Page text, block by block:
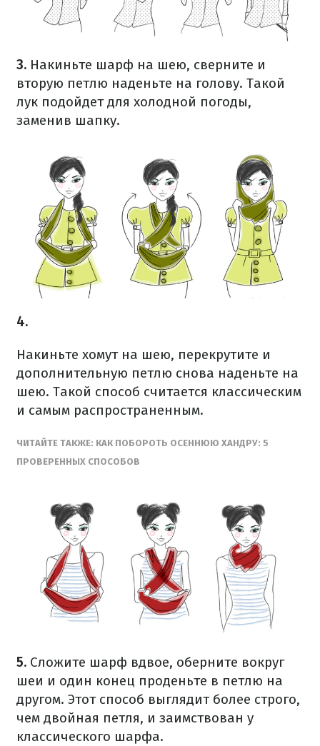
3. Накиньте шарф на шею, сверните и
вторую петлю наденьте на голову. Такой
лук подойдет для холодной погоды,
заменив шапку.
4.
Накиньте хомут на шею, перекрутите и
дополнительную петлю снова наденьте на
шею. Такой способ считается классическим
и самым распространенным.
ЧИТАЙТЕ ТАКЖЕ: КАК ПОБОРОТЬ ОСЕННЮЮ ХАНДРУ: 5
ПРОВЕРЕННЫХ СПОСОБОВ
5. Сложите шарф вдвое, оберните вокруг
шеи и один конец проденьте в петлю на
другом. Этот способ выглядит более строго,
чем двойная петля, и заимствован у
классического шарфа.